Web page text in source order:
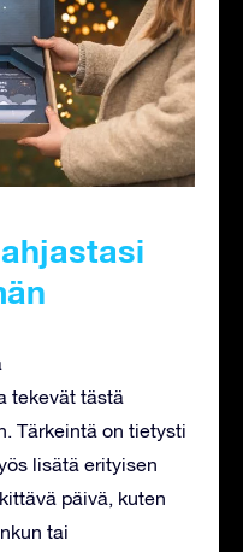
tekevät tästä
Tärkeintä on tietysti
lisätä erityisen
päivä, kuten
tai